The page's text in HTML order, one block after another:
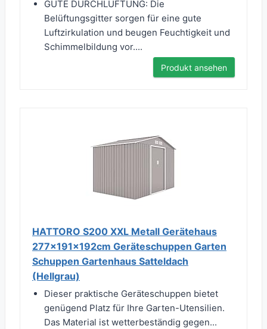
GUTE DURCHLÜFTUNG: Die
Belüftungsgitter sorgen für eine gute
Luftzirkulation und beugen Feuchtigkeit und
Schimmelbildung vor....
Produkt ansehen
HATTORO S200 XXL Metall Gerätehaus
277x191x192cm Geräteschuppen Garten
Schuppen Gartenhaus Satteldach
(Hellgrau)
Dieser praktische Geräteschuppen bietet
genügend Platz für Ihre Garten-Utensilien.
Das Material ist wetterbeständig gegen...